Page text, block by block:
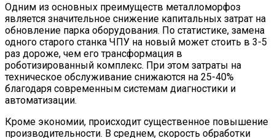
Одним из основных преимуществ металломорфоз
является значительное снижение капитальных затрат на
обновление парка оборудования. По статистике, замена
одного старого станка ЧПУ на новый может стоить в 3-5
раз дороже, чем его трансформация в
роботизированный комплекс. При этом затраты на
техническое обслуживание снижаются на 25-40%
благодаря современным системам диагностики и
автоматизации.
Кроме экономии, происходит существенное повышение
производительности. В среднем, скорость обработки